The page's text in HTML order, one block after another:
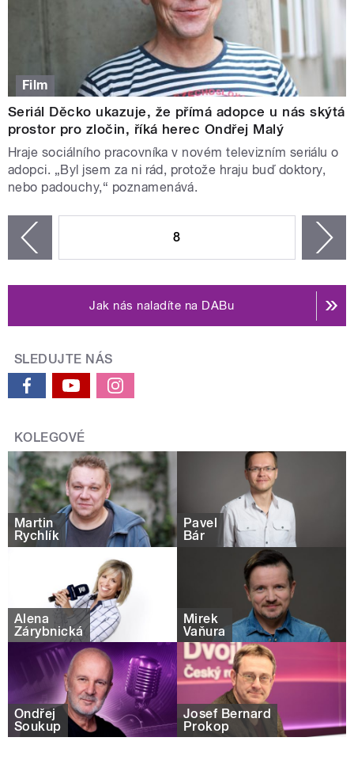
Film
Seriál Děcko ukazuje, že přímá adopce u nás skýtá
prostor pro zločin, říká herec Ondřej Malý
Hraje sociálního pracovníka v novém televizním seriálu o
adopci. „Byl jsem za ni rád, protože hraju buď doktory,
nebo padouchy,“ poznamenává.
8
Jak nás naladíte na DABu
SLEDUJTE NÁS
KOLEGOVÉ
Martin
Rychlík
Pavel
Bár
Alena
Zárybnická
Mirek
Vaňura
Ondřej
Soukup
Josef Bernard
Prokop